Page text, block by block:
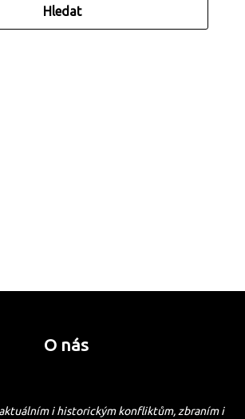
O nás
i historickým konfliktům, zbraním i